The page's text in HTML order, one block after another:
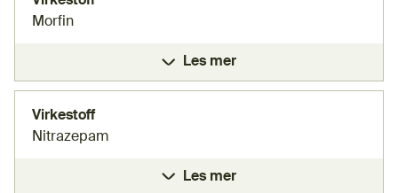
Morfin
Les mer
Virkestoff
Nitrazepam
Les mer